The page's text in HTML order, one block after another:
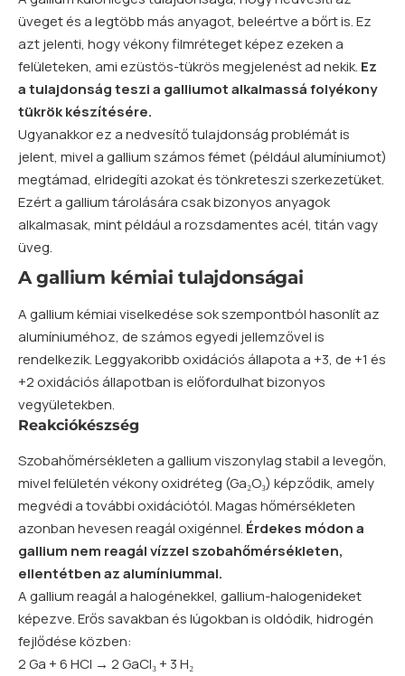
üveget és a legtöbb más anyagot, beleértve a bőrt is. Ez
azt jelenti, hogy vékony filmréteget képez ezeken a
felületeken, ami ezüstös-tükrös megjelenést ad nekik. Ez
a tulajdonság teszi a galliumot alkalmassá folyékony
tükrök készítésére.
Ugyanakkor ez a nedvesítő tulajdonság problémát is
jelent, mivel a gallium számos fémet (például alumíniumot)
megtámad, elridegíti azokat és tönkreteszi szerkezetüket.
Ezért a gallium tárolására csak bizonyos anyagok
alkalmasak, mint például a rozsdamentes acél, titán vagy
üveg.
A gallium kémiai tulajdonságai
A gallium kémiai viselkedése sok szempontból hasonlít az
alumíniuméhoz, de számos egyedi jellemzővel is
rendelkezik. Leggyakoribb oxidációs állapota a +3, de +1 és
+2 oxidációs állapotban is előfordulhat bizonyos
vegyületekben.
Reakciókészség
Szobahőmérsékleten a gallium viszonylag stabil a levegőn,
mivel felületén vékony oxidréteg (Ga₂O₃) képződik, amely
megvédi a további oxidációtól. Magas hőmérsékleten
azonban hevesen reagál oxigénnel. Érdekes módon a
gallium nem reagál vízzel szobahőmérsékleten,
ellentétben az alumíniummal.
A gallium reagál a halogénekkel, gallium-halogenideket
képezve. Erős savakban és lúgokban is oldódik, hidrogén
fejlődése közben:
2 Ga + 6 HCl → 2 GaCl₃ + 3 H₂